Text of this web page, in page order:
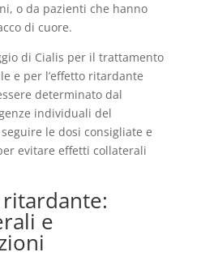
o da pazienti che hanno
di cuore.
di Cialis per il trattamento
e per l’effetto ritardante
determinato dal
individuali del
le dosi consigliate e
evitare effetti collaterali
e